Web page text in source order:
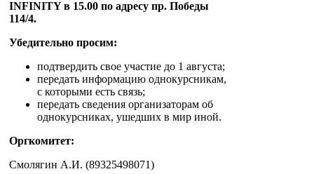
INFINITY в 15.00 по адресу пр. Победы
114/4.
Убедительно просим:
подтвердить свое участие до 1 августа;
передать информацию однокурсникам,
с которыми есть связь;
передать сведения организаторам об
однокурсниках, ушедших в мир иной.
Оргкомитет:
Смолягин А.И. (89325498071)